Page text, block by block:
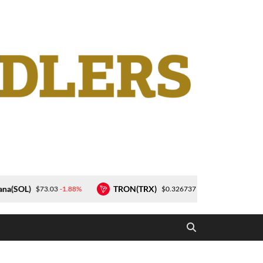
$73.03 -1.88% TRON(TRX) $0.326737 -0.34%